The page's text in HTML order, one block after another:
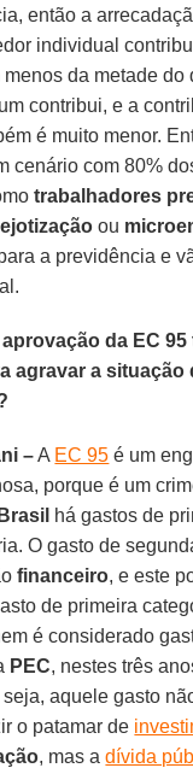
então a
individual
da metade do
contribui, e a
é muito menor.
cenário com 80%
trabalhadores
ou
a previdência e
aprovação da EC 95
agravar a situação
–A EC 95 é um
porque é um
Brasil há gastos de
O gasto de
financeiro, e este
de primeira
é considerado
PEC, nestes três
aquele gasto
o patamar de
, mas adívida